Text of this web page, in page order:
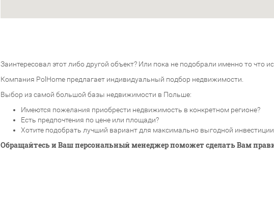
Заинтересовал этот либо другой объект? Или пока не подобрали именно то что
Компания PolHome предлагает индивидуальный подбор недвижимости.
Выбор из самой большой базы недвижимости в Польше:
Имеются пожелания приобрести недвижимость в конкретном регионе?
Есть предпочтения по цене или площади?
Хотите подобрать лучший вариант для максимально выгодной
Обращайтесь и Ваш персональный менеджер поможет сделать Вам